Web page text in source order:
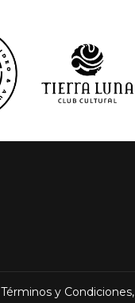
Términos y Condiciones,